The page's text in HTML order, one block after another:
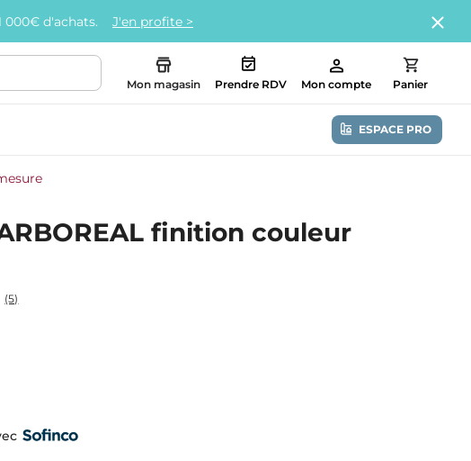
000€ d'achats. J'en profite >
Mon magasin Prendre RDV Mon compte Panier
ESPACE PRO
finition couleur
(5)